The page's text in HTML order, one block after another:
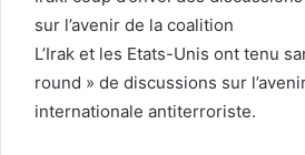
sur l’avenir de la coalition
L’Irak et les Etats-Unis ont tenu
round » de discussions sur
internationale antiterroriste.